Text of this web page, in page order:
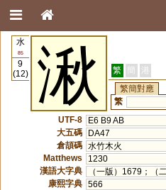
水
85
9
(12)
湫 繁 簡 港
繁簡對應
繁
UTF-8
E6 B9 AB
大五碼
DA47
倉頡碼 水竹木火
Matthews
1230
漢語大字典
（一版）1679；（
康熙字典 566